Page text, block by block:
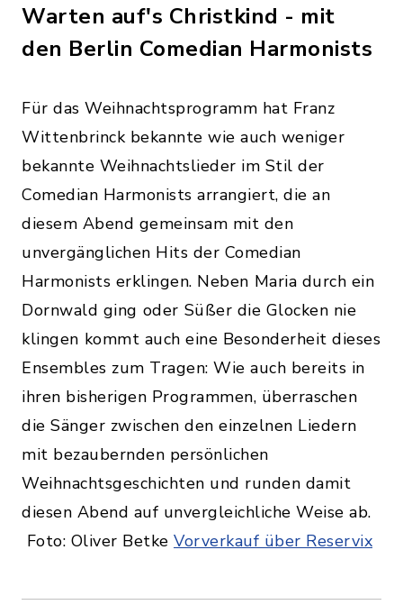
Warten auf's Christkind - mit
den Berlin Comedian Harmonists
Für das Weihnachtsprogramm hat Franz
Wittenbrinck bekannte wie auch weniger
bekannte Weihnachtslieder im Stil der
Comedian Harmonists arrangiert, die an
diesem Abend gemeinsam mit den
unvergänglichen Hits der Comedian
Harmonists erklingen. Neben Maria durch ein
Dornwald ging oder Süßer die Glocken nie
klingen kommt auch eine Besonderheit dieses
Ensembles zum Tragen: Wie auch bereits in
ihren bisherigen Programmen, überraschen
die Sänger zwischen den einzelnen Liedern
mit bezaubernden persönlichen
Weihnachtsgeschichten und runden damit
diesen Abend auf unvergleichliche Weise ab.
Foto: Oliver Betke Vorverkauf über Reservix